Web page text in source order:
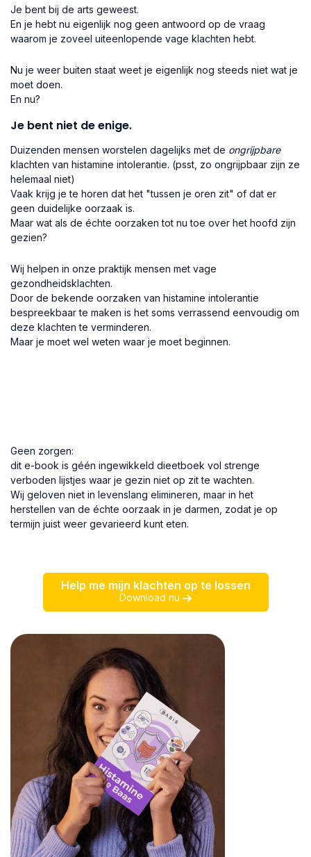
Je bent bij de arts geweest.
En je hebt nu eigenlijk nog geen antwoord op de vraag
waarom je zoveel uiteenlopende vage klachten hebt.
Nu je weer buiten staat weet je eigenlijk nog steeds niet wat je
moet doen.
En nu?
Je bent niet de enige.
Duizenden mensen worstelen dagelijks met de ongrijpbare
klachten van histamine intolerantie. (psst, zo ongrijpbaar zijn ze
helemaal niet)
Vaak krijg je te horen dat het "tussen je oren zit" of dat er
geen duidelijke oorzaak is.
Maar wat als de échte oorzaken tot nu toe over het hoofd zijn
gezien?
Wij helpen in onze praktijk mensen met vage
gezondheidsklachten.
Door de bekende oorzaken van histamine intolerantie
bespreekbaar te maken is het soms verrassend eenvoudig om
deze klachten te verminderen.
Maar je moet wel weten waar je moet beginnen.
Geen zorgen:
dit e-book is géén ingewikkeld dieetboek vol strenge
verboden lijstjes waar je gezin niet op zit te wachten.
Wij geloven niet in levenslang elimineren, maar in het
herstellen van de échte oorzaak in je darmen, zodat je op
termijn juist weer gevarieerd kunt eten.
Help me mijn klachten op te lossen
Download nu